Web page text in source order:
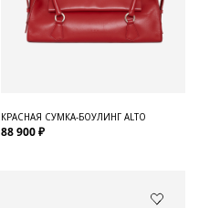
КРАСНАЯ СУМКА-БОУЛИНГ ALTO
88 900 ₽